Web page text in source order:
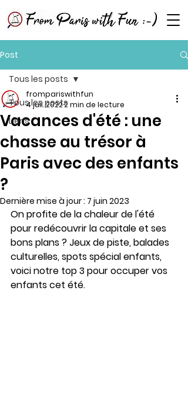
Post
Tous les posts
Liens
Tous les posts
Vacances d'été : une
chasse au trésor à
Paris avec des enfants
?
frompariswithfun
4 juil. 20222 min de lecture
Dernière mise à jour : 7 juin 2023
On profite de la chaleur de l'été
pour redécouvrir la capitale et ses
bons plans ? Jeux de piste, balades
culturelles, spots spécial enfants,
voici notre top 3 pour occuper vos
enfants cet été.